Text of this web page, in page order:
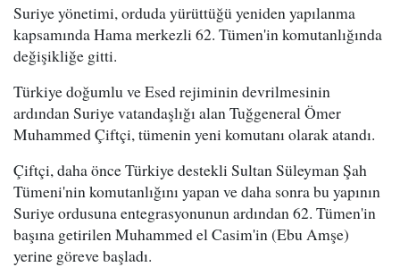
Suriye yönetimi, orduda yürüttüğü yeniden yapılanma
kapsamında Hama merkezli 62. Tümen'in komutanlığında
değişikliğe gitti.
Türkiye doğumlu ve Esed rejiminin devrilmesinin
ardından Suriye vatandaşlığı alan Tuğgeneral Ömer
Muhammed Çiftçi, tümenin yeni komutanı olarak atandı.
Çiftçi, daha önce Türkiye destekli Sultan Süleyman Şah
Tümeni'nin komutanlığını yapan ve daha sonra bu yapının
Suriye ordusuna entegrasyonunun ardından 62. Tümen'in
başına getirilen Muhammed el Casim'in (Ebu Amşe)
yerine göreve başladı.